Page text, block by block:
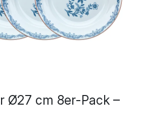
Ø27 cm 8er-Pack –